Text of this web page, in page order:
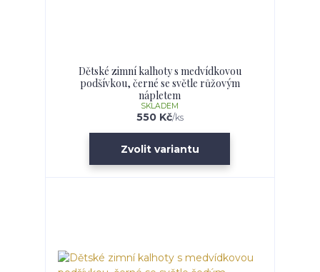
Dětské zimní kalhoty s medvídkovou
podšívkou, černé se světle růžovým
nápletem
550 Kč/ks
SKLADEM
Zvolit variantu